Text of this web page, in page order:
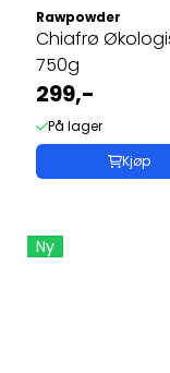
Rawpowder
Chiafrø
750g
299,-
På lager
Kjøp
Ny